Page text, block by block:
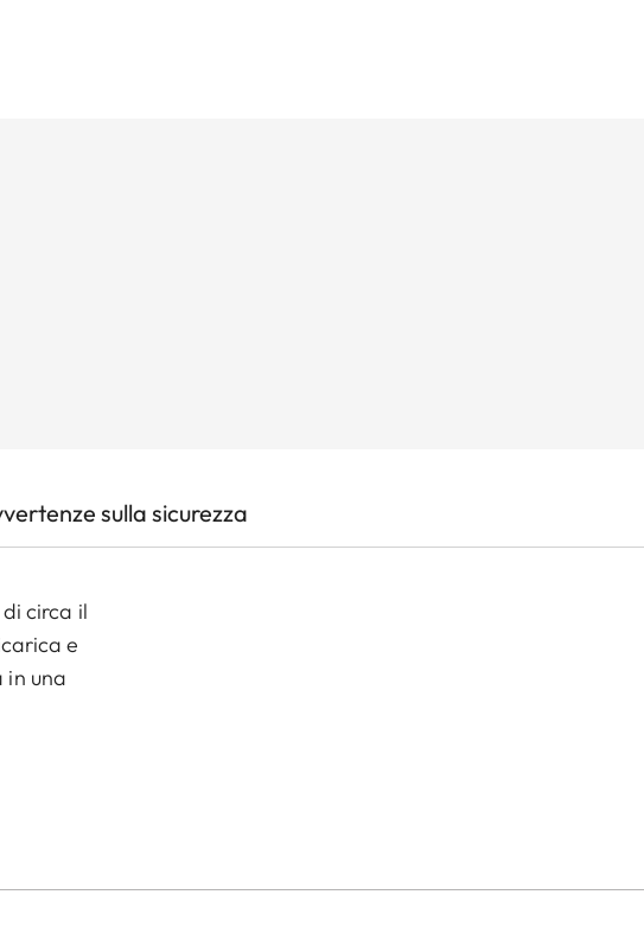
sulla sicurezza
circa il
e
in una